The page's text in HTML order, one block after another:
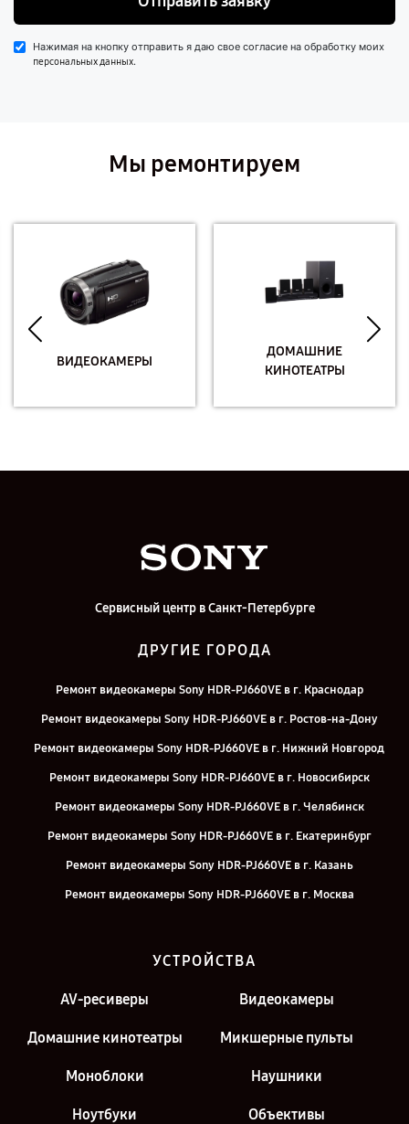
Нажимая на кнопку отправить я даю свое согласие на обработку моих
персональных данных.
Мы ремонтируем
ВИДЕОКАМЕРЫ
ДОМАШНИЕ
КИНОТЕАТРЫ
Сервисный центр в Санкт-Петербурге
ДРУГИЕ ГОРОДА
Ремонт видеокамеры Sony HDR-PJ660VE в г. Краснодар
Ремонт видеокамеры Sony HDR-PJ660VE в г. Ростов-на-Дону
Ремонт видеокамеры Sony HDR-PJ660VE в г. Нижний Новгород
Ремонт видеокамеры Sony HDR-PJ660VE в г. Новосибирск
Ремонт видеокамеры Sony HDR-PJ660VE в г. Челябинск
Ремонт видеокамеры Sony HDR-PJ660VE в г. Екатеринбург
Ремонт видеокамеры Sony HDR-PJ660VE в г. Казань
Ремонт видеокамеры Sony HDR-PJ660VE в г. Москва
УСТРОЙСТВА
AV-ресиверы Видеокамеры
Домашние кинотеатры Микшерные пульты
Моноблоки Наушники
Ноутбуки Объективы